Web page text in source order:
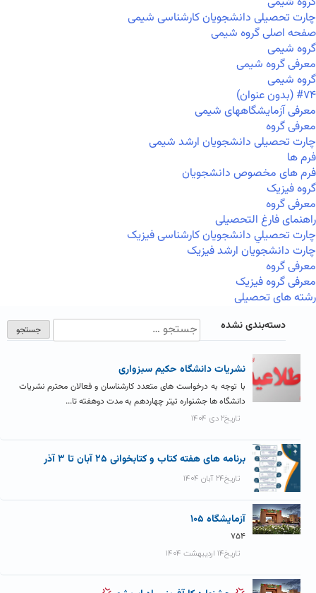
چارت تحصیلی دانشجویان کارشناسی شیمی
صفحه اصلی گروه شیمی
گروه شیمی
معرفی گروه شیمی
گروه شیمی
#۷۴ (بدون عنوان)
معرفی آزمایشگاههای شیمی
معرفی گروه
چارت تحصیلی دانشجویان ارشد شیمی
فرم ها
فرم های مخصوص دانشجویان
گروه فیزیک
معرفی گروه
راهنمای فارغ التحصیلی
چارت تحصيلي دانشجویان کارشناسی فیزیک
چارت دانشجویان ارشد فیزیک
معرفی گروه
معرفی گروه فیزیک
رشته های تحصیلی
دسته‌بندی نشده
نشریات دانشگاه حکیم سبزواری
با توجه به درخواست های متعدد کارشناسان و فعالان محترم نشریات
دانشگاه ها جشنواره تیتر چهاردهم به مدت دوهفته تا...
تاریخ۲ دی ۱۴۰۴
برنامه های هفته کتاب و کتابخوانی ۲۵ آبان تا ۳ آذر
تاریخ۲۴ آبان ۱۴۰۴
آزمايشگاه ۱۰۵
۷۵۴
تاریخ۱۴ اردیبهشت ۱۴۰۴